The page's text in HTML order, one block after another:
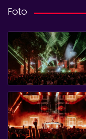
Foto